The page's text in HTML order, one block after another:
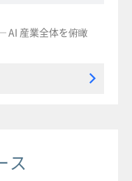
AI 産業全体を俯瞰
ス